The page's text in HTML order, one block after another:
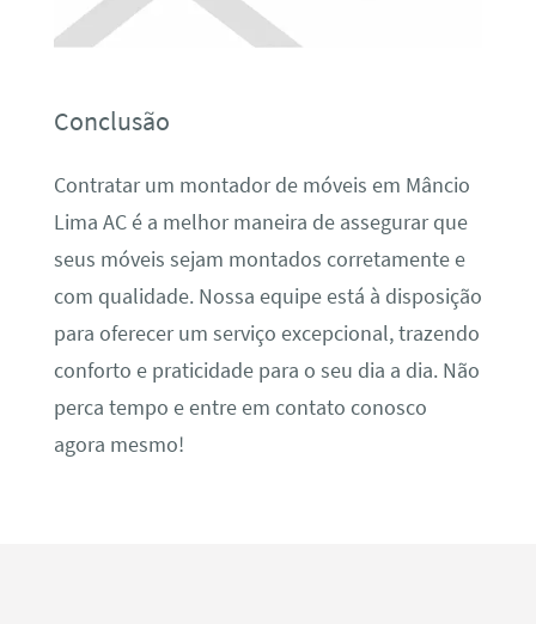
Conclusão
Contratar um montador de móveis em Mâncio
Lima AC é a melhor maneira de assegurar que
seus móveis sejam montados corretamente e
com qualidade. Nossa equipe está à disposição
para oferecer um serviço excepcional, trazendo
conforto e praticidade para o seu dia a dia. Não
perca tempo e entre em contato conosco
agora mesmo!